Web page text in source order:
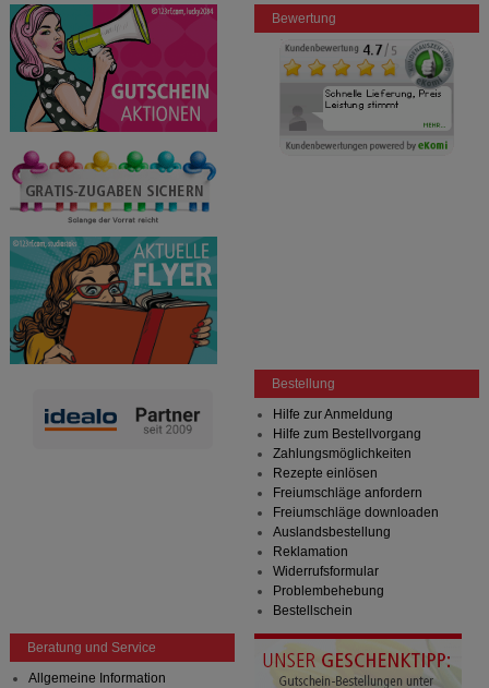
Bewertung
Bestellung
Hilfe zur Anmeldung
Hilfe zum Bestellvorgang
Zahlungsmöglichkeiten
Rezepte einlösen
Freiumschläge anfordern
Freiumschläge downloaden
Auslandsbestellung
Reklamation
Widerrufsformular
Problembehebung
Bestellschein
Beratung und Service
Allgemeine Information